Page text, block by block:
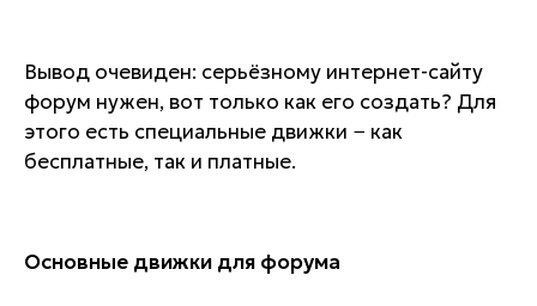
Вывод очевиден: серьёзному интернет-сайту
форум нужен, вот только как его создать? Для
этого есть специальные движки − как
бесплатные, так и платные.
Основные движки для форума